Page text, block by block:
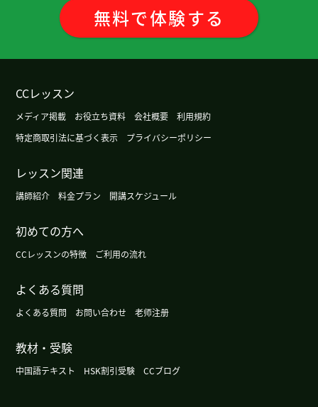
谢谢。また、よろしくお願いします。 ( 50代 男性 )
谢谢！ 単語の覚え方のコツについて教えていただ
で、いつもとても助かっています。
に質問してもらえて嬉しいです。
に質問してもらえて嬉しいです。
また、次回よろしくお願いします。
無料で体験する
CCレッスン
メディア掲載 お役立ち資料 会社概要
利用規約
特定商取引法に基づく表示
プライバシーポリシー
レッスン関連
講師紹介 料金プラン 開講スケジュール
初めての方へ
CCレッスンの特徴 ご利用の流れ
よくある質問
よくある質問 お問い合わせ 老师注册
教材・受験
中国語テキスト HSK割引受験 CCブログ